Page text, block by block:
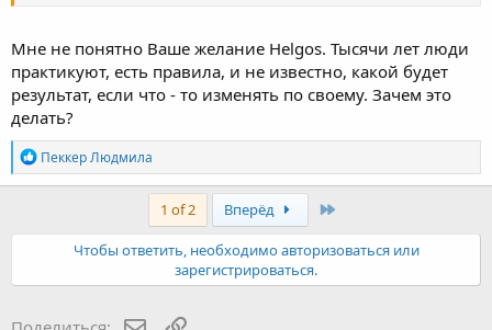
Мне не понятно Ваше желание Helgos. Тысячи лет люди
практикуют, есть правила, и не известно, какой будет
результат, если что - то изменять по своему. Зачем это
делать?
R
e
a
Пеккер Людмила
1 of 2 Вперёд
Чтобы ответить, необходимо авторизоваться или
зарегистрироваться.
E-mail